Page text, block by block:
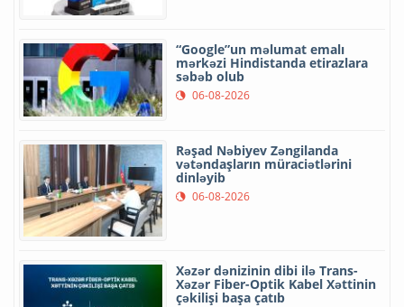
“Google”un məlumat emalı
mərkəzi Hindistanda etirazlara
səbəb olub
06-08-2026
Rəşad Nəbiyev Zəngilanda
vətəndaşların müraciətlərini
dinləyib
06-08-2026
Xəzər dənizinin dibi ilə Trans-
Xəzər Fiber-Optik Kabel Xəttinin
çəkilişi başa çatıb